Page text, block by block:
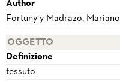
Author
Fortuny y Madrazo, Mariano
OGGETTO
Definizione
tessuto